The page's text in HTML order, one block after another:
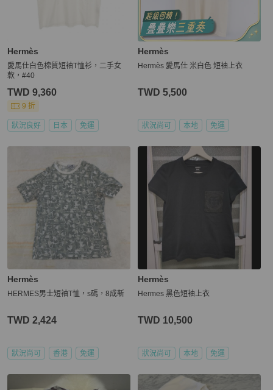
Hermès
愛馬仕白色棉質短袖T恤衫，二手女
款，#40
TWD 9,360
9 折
狀況良好 日本 免運
Hermès
Hermès 愛馬仕 米白色 短袖上衣
TWD 5,500
狀況尚可 本地 免運
Hermès
HERMES男士短袖T恤，s碼，8成新
TWD 2,424
狀況尚可 香港 免運
Hermès
Hermes 黑色短袖上衣
TWD 10,500
狀況尚可 本地 免運